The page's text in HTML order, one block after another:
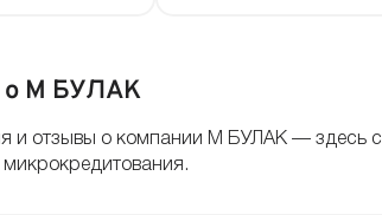
о М БУЛАК
и отзывы о компании М БУЛАК — здесь
микрокредитования.